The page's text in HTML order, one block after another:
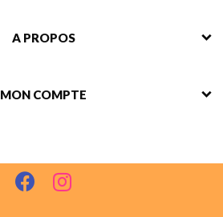
A PROPOS
MON COMPTE